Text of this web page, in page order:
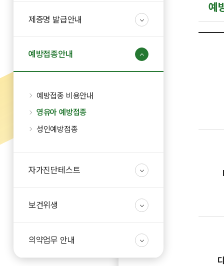
제증명 발급안내
예방접종안내
예방접종 비용안내
영유아 예방접종
성인예방접종
자가진단테스트
보건위생
의약업무 안내
예